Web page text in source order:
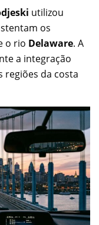
utilizou
os
o rio Delaware. A
a integração
regiões da costa